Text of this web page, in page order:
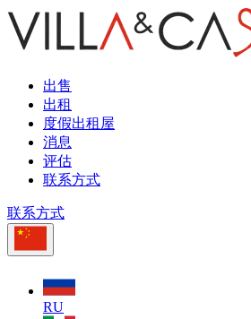
出售
出租
度假出租屋
消息
评估
联系方式
联系方式
RU